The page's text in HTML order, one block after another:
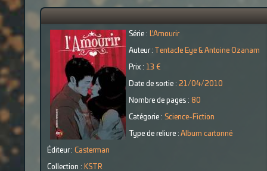
Série : L'Amourir
Auteur : Tentacle Eye & Antoine Ozanam
Prix : 13 €
Date de sortie : 21/04/2010
Nombre de pages : 80
Catégorie : Science-Fiction
Type de reliure : Album cartonné
Éditeur : Casterman
Collection : KSTR